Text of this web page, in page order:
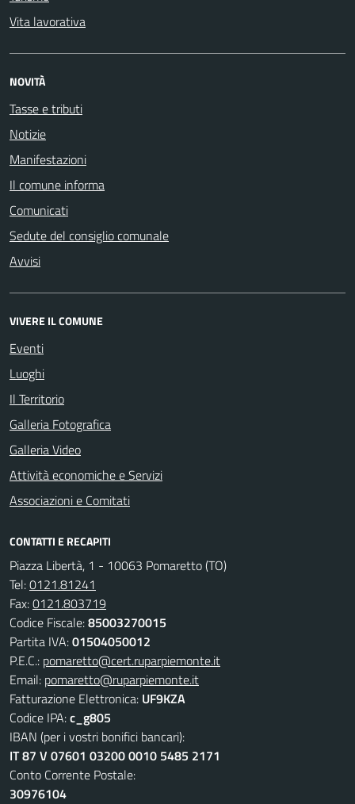
Vita lavorativa
NOVITÀ
Tasse e tributi
Notizie
Manifestazioni
Il comune informa
Comunicati
Sedute del consiglio comunale
Avvisi
VIVERE IL COMUNE
Eventi
Luoghi
Il Territorio
Galleria Fotografica
Galleria Video
Attività economiche e Servizi
Associazioni e Comitati
CONTATTI E RECAPITI
Piazza Libertà, 1 - 10063 Pomaretto (TO)
Tel:0121.81241
Fax:0121.803719
Codice Fiscale:85003270015
Partita IVA:01504050012
P.E.C.: pomaretto@cert.ruparpiemonte.it
Email: pomaretto@ruparpiemonte.it
Fatturazione Elettronica: UF9KZA
Codice IPA:c_g805
IBAN (per i vostri bonifici bancari):
IT 87 V 07601 03200 0010 5485 2171
Conto Corrente Postale:
30976104